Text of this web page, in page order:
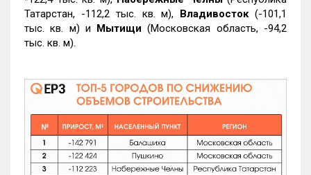
Татарстан, -112,2 тыс. кв. м), Владивосток(-101,1
тыс. кв. м) и Мытищи (Московская область, -94,2
тыс. кв. м).